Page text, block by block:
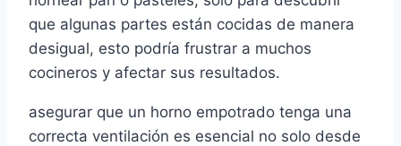
que algunas partes están cocidas de manera
desigual, esto podría frustrar a muchos
cocineros y afectar sus resultados.
asegurar que un horno empotrado tenga una
correcta ventilación es esencial no solo desde